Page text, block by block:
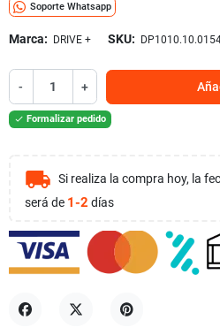
Soporte Whatsapp
Marca: DRIVE + SKU:
- +
 Formalizar pedido
local_shipping Si realiza la compra hoy, la
será de 1-2 días